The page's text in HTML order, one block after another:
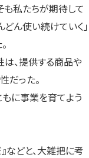
も私たちが期待して
ん使い続けていく」
、提供する商品や
だった。
もに事業を育てよう
などと、大雑把に考